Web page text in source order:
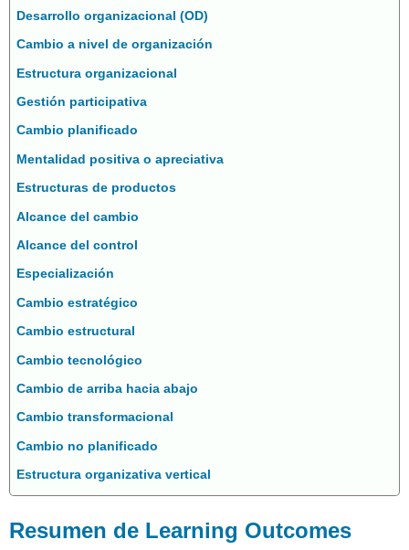
Desarrollo organizacional (OD)
Cambio a nivel de organización
Estructura organizacional
Gestión participativa
Cambio planificado
Mentalidad positiva o apreciativa
Estructuras de productos
Alcance del cambio
Alcance del control
Especialización
Cambio estratégico
Cambio estructural
Cambio tecnológico
Cambio de arriba hacia abajo
Cambio transformacional
Cambio no planificado
Estructura organizativa vertical
Resumen de Learning Outcomes